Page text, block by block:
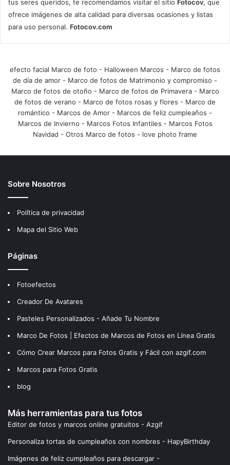
tus seres queridos, te recomendamos visitar el sitio Fotocov, que
ofrece imágenes de alta calidad para diversas ocasiones y listas
para uso personal. Fotocov.com
efecto facial Marco de foto - Halloween Marcos - Marco de fotos
de día de amor - Marco de fotos de Matrimonio y compromiso -
Marco de fotos de otoño - Marco de fotos de Primavera- Marco
de fotos de verano - Marco de fotos rosas y flores - Marco de
romántico - Marcos de Amor - Marcos de feliz cumpleaños -
Marcos de Invierno - Marcos Fotos Infantiles - Marcos Fotos
Navidad - Otros Marco de fotos - love photo frame
Sobre Nosotros
Política de privacidad
Mapa del Sitio Web
Páginas
Fotoefectos
Creador De Avatares
Pasteles Personalizados - Añade Tu Nombre
Marco De Fotos | Efectos de Marcos de Fotos en Línea Gratis
Cómo Crear Marcos para Fotos Gratis y Fácil con azgif.com
Marcos para Fotos Gratis
blog
Más herramientas para tus fotos
Editor de fotos y marcos online gratuitos - Azgif
Personaliza tortas de cumpleaños con nombres - HapyBirthday
Imágenes de feliz cumpleaños para descargar -